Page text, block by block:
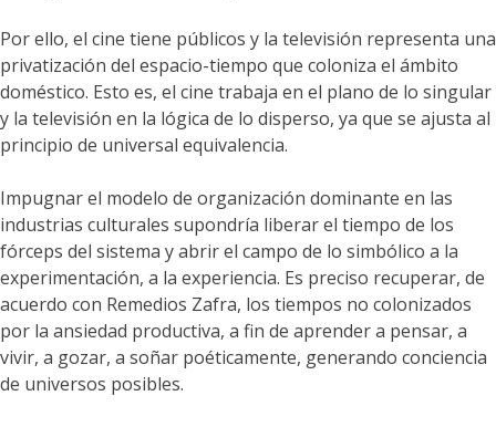
Por ello, el cine tiene públicos y la televisión representa una
privatización del espacio-tiempo que coloniza el ámbito
doméstico. Esto es, el cine trabaja en el plano de lo singular
y la televisión en la lógica de lo disperso, ya que se ajusta al
principio de universal equivalencia.
Impugnar el modelo de organización dominante en las
industrias culturales supondría liberar el tiempo de los
fórceps del sistema y abrir el campo de lo simbólico a la
experimentación, a la experiencia. Es preciso recuperar, de
acuerdo con Remedios Zafra, los tiempos no colonizados
por la ansiedad productiva, a fin de aprender a pensar, a
vivir, a gozar, a soñar poéticamente, generando conciencia
de universos posibles.